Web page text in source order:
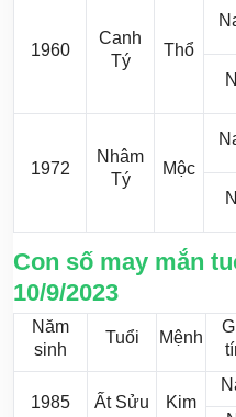
1960
Canh
Tý
Thổ
1972
Nhâm
Tý
Mộc
Con số may mắn
10/9/2023
Năm
sinh
Tuổi Mệnh
1985 Ất Sửu Kim